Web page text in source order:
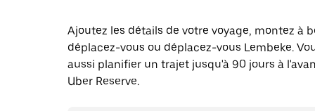
Ajoutez les détails de votre voyage, montez à
déplacez-vous ou déplacez-vous Lembeke.
aussi planifier un trajet jusqu'à 90 jours à
Uber Reserve.